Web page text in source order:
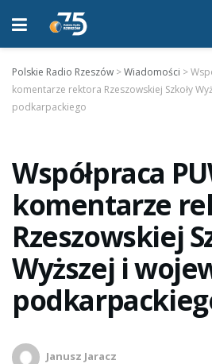
Polskie Radio Rzeszów >Wiadomości >
komentarze rektora Rzeszowskiej Szkoły
podkarpackiego
Współpraca
komentarze
Rzeszowskiej
Wyższej i
Janusz Jaracz